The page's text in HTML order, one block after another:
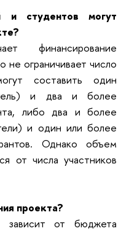
и студентов могут
финансирование
не ограничивает число
составить один
и два и более
либо два и более
и один или более
Однако объем
от числа участников
проекта?
зависит от бюджета